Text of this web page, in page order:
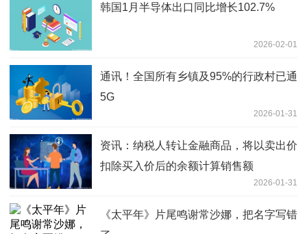
韩国1月半导体出口同比增长102.7%
2026-02-01
通讯！全国所有乡镇及95%的行政村已通
5G
2026-01-31
资讯：纳税人转让金融商品，将以卖出价
扣除买入价后的余额计算销售额
2026-01-31
《太平年》片尾鸣谢常沙娜，把名字写错